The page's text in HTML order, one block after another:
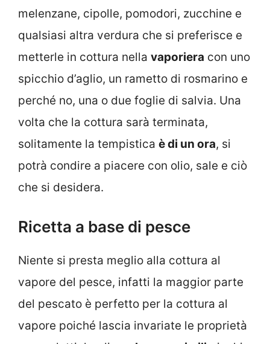
melenzane, cipolle, pomodori, zucchine e
qualsiasi altra verdura che si preferisce e
metterle in cottura nella vaporiera con uno
spicchio d’aglio, un rametto di rosmarino e
perché no, una o due foglie di salvia. Una
volta che la cottura sarà terminata,
solitamente la tempistica è di un ora, si
potrà condire a piacere con olio, sale e ciò
che si desidera.
Ricetta a base di pesce
Niente si presta meglio alla cottura al
vapore del pesce, infatti la maggior parte
del pescato è perfetto per la cottura al
vapore poiché lascia invariate le proprietà